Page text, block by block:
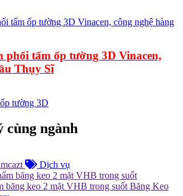
phối tấm ốp tường 3D Vinacen,
Thụy Sĩ
tường 3D
ngành
Dịch vụ
băng keo 2 mặt VHB trong suốt Băng Keo